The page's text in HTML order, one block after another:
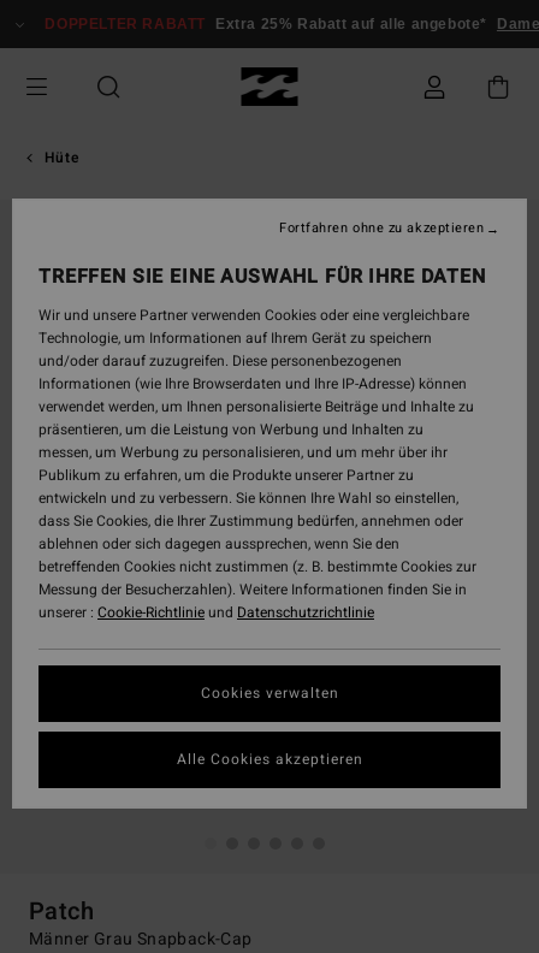
zur
springen
DOPPELTER RABATT Extra 25% Rabatt auf alle angebote* Damen
Hüte
Patch
Männer Grau Snapback-Cap
TREFFEN SIE EINE AUSWAHL FÜR IHRE DATEN
Wir und unsere Partner verwenden Cookies oder eine vergleichbare
Technologie, um Informationen auf Ihrem Gerät zu speichern
und/oder darauf zuzugreifen. Diese personenbezogenen
Informationen (wie Ihre Browserdaten und Ihre IP-Adresse) können
verwendet werden, um Ihnen personalisierte Beiträge und Inhalte zu
präsentieren, um die Leistung von Werbung und Inhalten zu
messen, um Werbung zu personalisieren, und um mehr über ihr
Publikum zu erfahren, um die Produkte unserer Partner zu
entwickeln und zu verbessern. Sie können Ihre Wahl so einstellen,
dass Sie Cookies, die Ihrer Zustimmung bedürfen, annehmen oder
ablehnen oder sich dagegen aussprechen, wenn Sie den
betreffenden Cookies nicht zustimmen (z. B. bestimmte Cookies zur
Messung der Besucherzahlen). Weitere Informationen finden Sie in
unserer : Cookie-Richtlinieund Datenschutzrichtlinie
Cookies verwalten
Fortfahren ohne zu akzeptieren
Alle Cookies akzeptieren